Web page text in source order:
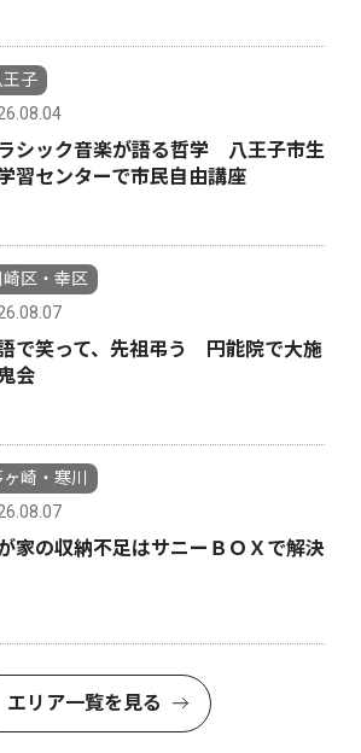
王子
シック音楽が語る哲学 八王子市生
習センターで市民自由講座
崎区・幸区
で笑って、先祖弔う 円能院で大施
会
ヶ崎・寒川
家の収納不足はサニーＢＯＸで解決
エリア一覧を見る